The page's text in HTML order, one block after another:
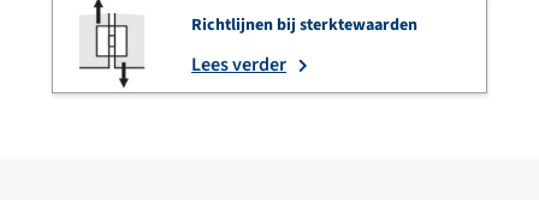
Richtlijnen bij sterktewaarden
Lees verder